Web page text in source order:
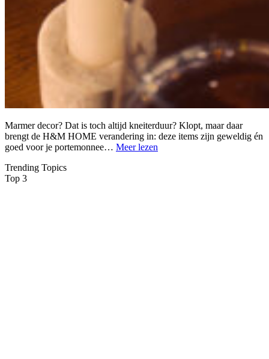
Marmer decor? Dat is toch altijd kneiterduur? Klopt, maar daar
brengt de H&M HOME verandering in: deze items zijn geweldig én
goed voor je portemonnee… Meer lezen
Trending Topics
Top 3